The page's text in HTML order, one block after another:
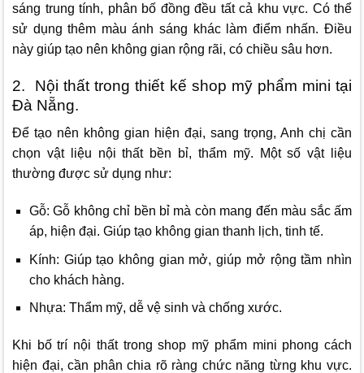
sáng trung tính, phân bố đồng đều tất cả khu vực. Có thể
sử dụng thêm màu ánh sáng khác làm điểm nhấn. Điều
này giúp tạo nên không gian rộng rãi, có chiều sâu hơn.
2. Nội thất trong thiết kế shop mỹ phẩm mini tại
Đà Nẵng.
Để tạo nên không gian hiện đại, sang trọng, Anh chị cần
chọn vật liệu nội thất bền bỉ, thẩm mỹ. Một số vật liệu
thường được sử dụng như:
Gỗ: Gỗ không chỉ bền bỉ mà còn mang đến màu sắc ấm
áp, hiện đại. Giúp tạo không gian thanh lịch, tinh tế.
Kính: Giúp tạo không gian mở, giúp mở rộng tầm nhìn
cho khách hàng.
Nhựa: Thẩm mỹ, dễ vệ sinh và chống xước.
Khi bố trí nội thất trong shop mỹ phẩm mini phong cách
hiện đại, cần phân chia rõ ràng chức năng từng khu vực.